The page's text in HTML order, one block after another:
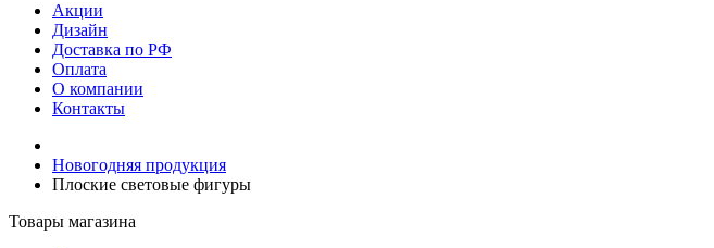
Акции
Дизайн
Доставка по РФ
Оплата
О компании
Контакты
Новогодняя продукция
Плоские световые фигуры
Товары магазина